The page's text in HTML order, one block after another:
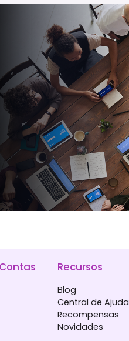
Recursos
Blog
Central de Ajuda
Recompensas
Novidades